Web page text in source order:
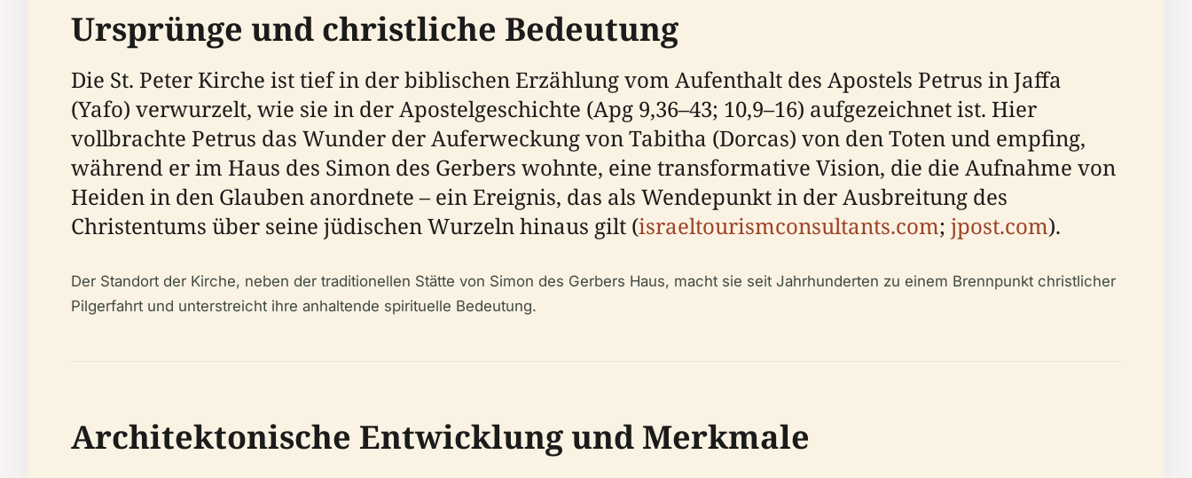
Ursprünge und christliche Bedeutung
Die St. Peter Kirche ist tief in der biblischen Erzählung vom Aufenthalt des Apostels Petrus in Jaffa
(Yafo) verwurzelt, wie sie in der Apostelgeschichte (Apg 9,36–43; 10,9–16) aufgezeichnet ist. Hier
vollbrachte Petrus das Wunder der Auferweckung von Tabitha (Dorcas) von den Toten und empfing,
während er im Haus des Simon des Gerbers wohnte, eine transformative Vision, die die Aufnahme von
Heiden in den Glauben anordnete – ein Ereignis, das als Wendepunkt in der Ausbreitung des
Christentums über seine jüdischen Wurzeln hinaus gilt (israeltourismconsultants.com; jpost.com).
Der Standort der Kirche, neben der traditionellen Stätte von Simon des Gerbers Haus, macht sie seit Jahrhunderten zu einem Brennpunkt christlicher
Pilgerfahrt und unterstreicht ihre anhaltende spirituelle Bedeutung.
Architektonische Entwicklung und Merkmale